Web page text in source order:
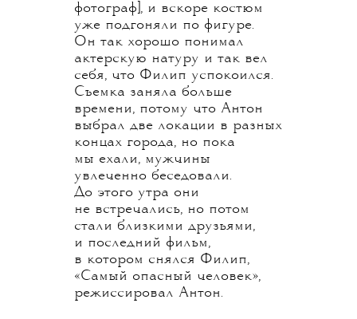
фотограф], и вскоре костюм
уже подгоняли по фигуре.
Он так хорошо понимал
актерскую натуру и так вел
себя, что Филип успокоился.
Съемка заняла больше
времени, потому что Антон
выбрал две локации в разных
концах города, но пока
мы ехали, мужчины
увлеченно беседовали.
До этого утра они
не встречались, но потом
стали близкими друзьями,
и последний фильм,
в котором снялся Филип,
«Самый опасный человек»,
режиссировал Антон.